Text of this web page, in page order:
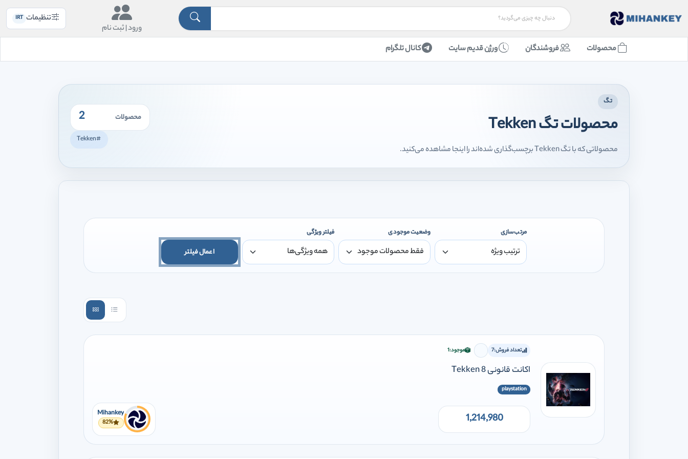
ورود |ثبت نام
تنظیمات IRT
محصولات فروشندگان ورژن قدیم سایت کانال تلگرام
تگ
محصولات تگ Tekken
محصولاتی که با تگ Tekken برچسب‌گذاری شده‌اند را اینجا مشاهده می‌کنید.
محصولات 2
#Tekken
مرتب‌سازی وضعیت موجودی فیلتر ویژگی
اعمال فیلتر
تعداد فروش:7 برای افزودن وارد شوید
موجود:1
اکانت قانونی Tekken 8
playstation
1,214,980
Mihankey
82%